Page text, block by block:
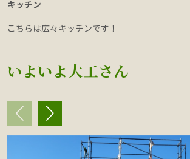
キッチン
こちらは広々キッチンです！
いよいよ大工さん